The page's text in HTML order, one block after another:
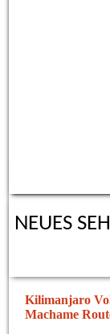
NEUES
Kilimanjaro
Machame